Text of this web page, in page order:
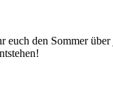
den Sommer